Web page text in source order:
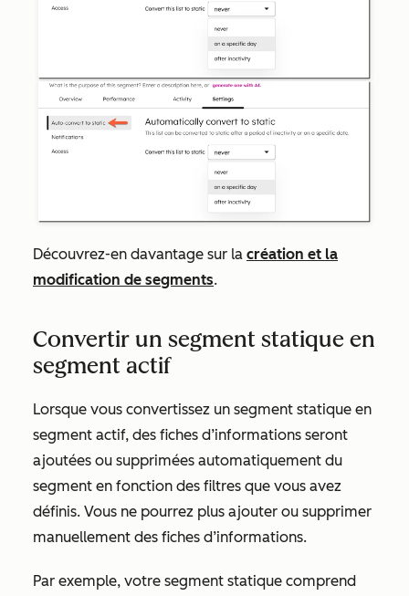
Découvrez-en davantage sur la création et la
modification de segments.
Convertir un segment statique en
segment actif
Lorsque vous convertissez un segment statique en
segment actif, des fiches d’informations seront
ajoutées ou supprimées automatiquement du
segment en fonction des filtres que vous avez
définis. Vous ne pourrez plus ajouter ou supprimer
manuellement des fiches d’informations.
Par exemple, votre segment statique comprend